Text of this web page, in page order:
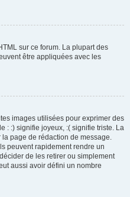
sur ce forum. La plupart des
être appliquées avec les
images utilisées pour exprimer des
: :) signifie joyeux, :( signifie triste. La
page de rédaction de message.
peuvent rapidement rendre un
de les retirer ou simplement
aussi avoir défini un nombre